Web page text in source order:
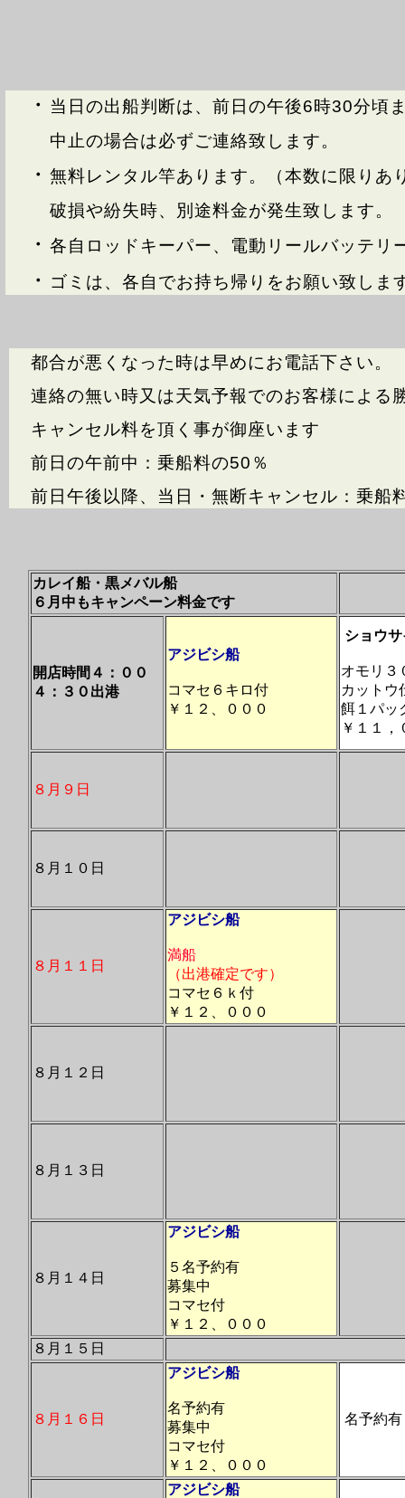
カレイ船・黒メバル船
６月中もキャンペーン料金です
開店時間４：００
４：３０出港
アジビシ船
コマセ６キロ付
￥１２、０００
ショウ
オモリ３
カットウ
餌１パッ
￥１１，
８月９日
８月１０日
８月１１日
アジビシ船
満船
（出港確定です）
コマセ６ｋ付
￥１２、０００
８月１２日
８月１３日
８月１４日
アジビシ船
５名予約有
募集中
コマセ付
￥１２、０００
８月１５日
８月１６日
アジビシ船
名予約有
募集中
コマセ付
￥１２、０００
名予約有
アジビシ船
・ 当日の出船判断は、前日の午後6時30分頃
中止の場合は必ずご連絡致します。
・ 無料レンタル竿あります。（本数に限りあ
破損や紛失時、別途料金が発生致します。
・ 各自ロッドキーパー、電動リールバッテリ
・ ゴミは、各自でお持ち帰りをお願い致しま
都合が悪くなった時は早めにお電話下さい。
連絡の無い時又は天気予報でのお客様による
キャンセル料を頂く事が御座います
前日の午前中：乗船料の50％
前日午後以降、当日・無断キャンセル：乗船